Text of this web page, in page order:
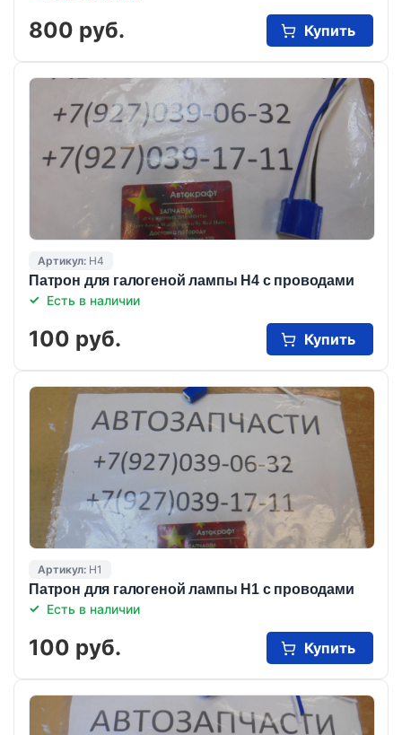
800 руб. Купить
Артикул: Н4
Патрон для галогеной лампы Н4 с проводами
Есть в наличии
100 руб. Купить
Артикул: Н1
Патрон для галогеной лампы Н1 с проводами
Есть в наличии
100 руб. Купить